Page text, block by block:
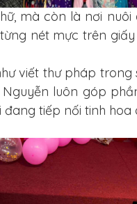
mà còn là nơi
nét mực trên
viết thư pháp trong
luôn góp
tiếp nối tinh hoa